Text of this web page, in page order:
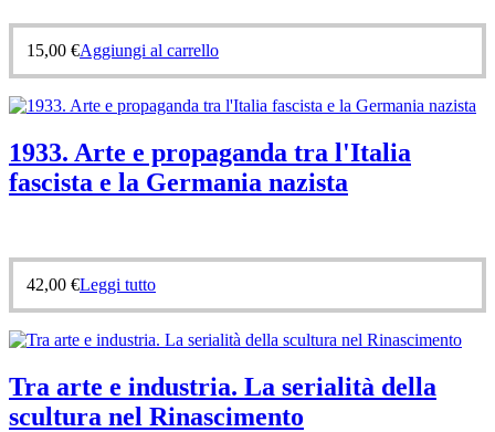
15,00 €Aggiungi al carrello
1933. Arte e propaganda tra l'Italia
fascista e la Germania nazista
42,00 €Leggi tutto
Tra arte e industria. La serialità della
scultura nel Rinascimento